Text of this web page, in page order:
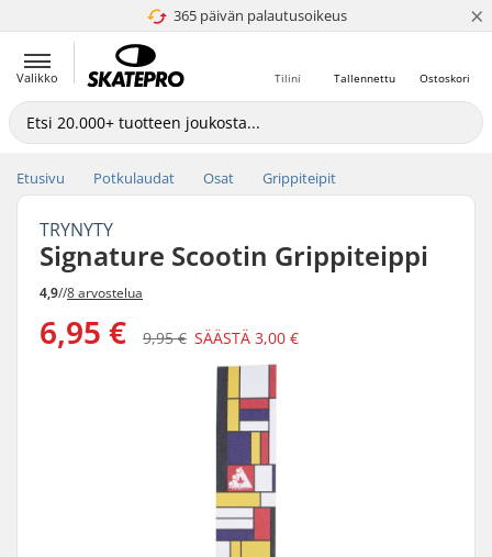
365 päivän palautusoikeus
4.8 / 5 ×
Valikko Ostoskori
Tallennettu
Tilini
Etusivu Potkulaudat Osat Grippiteipit
TRYNYTY
Signature Scootin Grippiteippi
4,9//8 arvostelua
6,95 € 9,95 € SÄÄSTÄ 3,00 €